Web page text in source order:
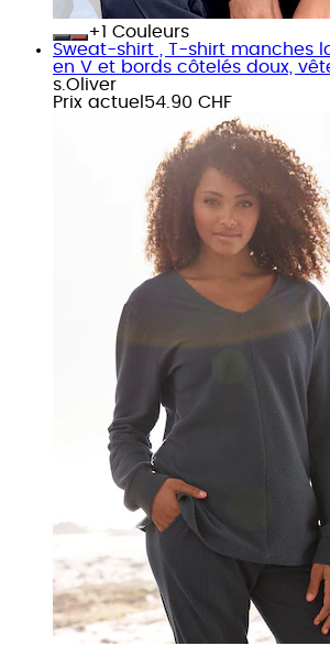
+
Couleurs
Sweat-shirt , T-shirt manches
en V et bords côtelés doux,
s.Oliver
Prix actuel 54.90 CHF